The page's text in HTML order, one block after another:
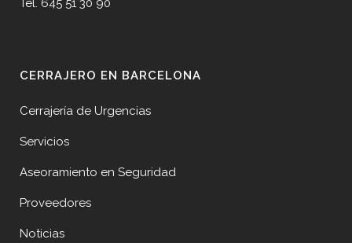
Tel. 645 51 30 90
CERRAJERO EN BARCELONA
Cerrajería de Urgencias
Servicios
Aseoramiento en Seguridad
Proveedores
Noticias